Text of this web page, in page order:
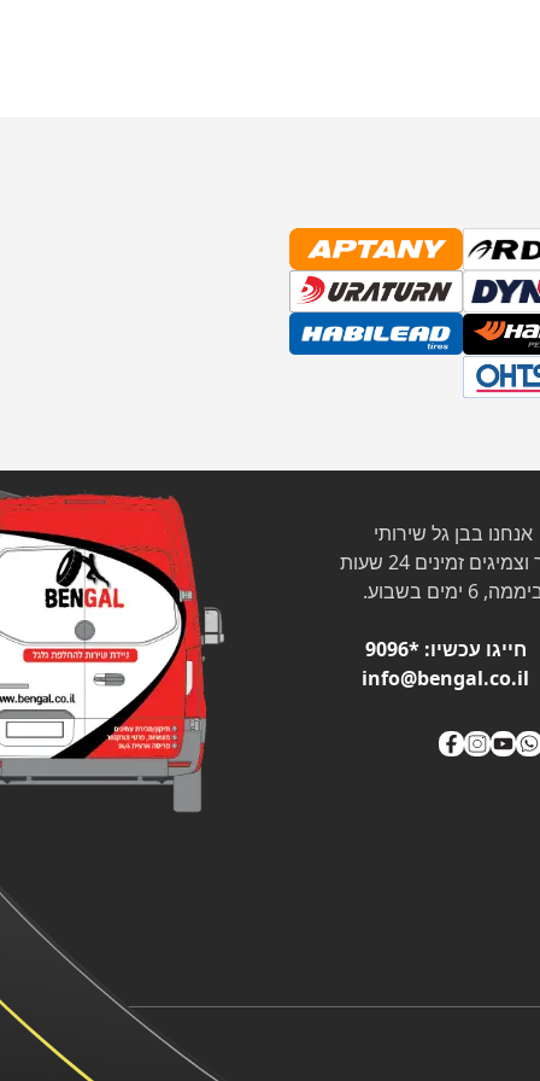
אנחנו בבן גל שירותי
זמינים 24 שעות
6 ימים בשבוע.
חייגו עכשיו:*9096
info@bengal.co.il